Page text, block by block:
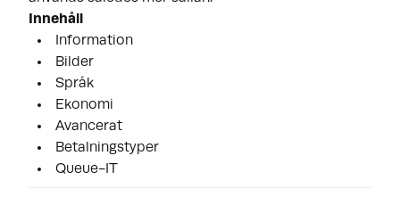
Innehåll
Information
Bilder
Språk
Ekonomi
Avancerat
Betalningstyper
Queue-IT